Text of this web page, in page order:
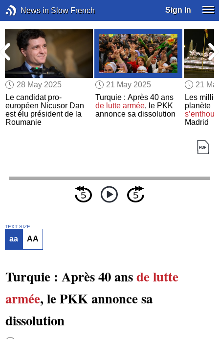
News in Slow French Sign In
28 May 2025
Le candidat pro-
européen Nicusor Dan
est élu président de la
Roumanie
21 May 2025
Turquie : Après 40 ans
de lutte armée, le PKK
annonce sa dissolution
21
Les
planète
Madrid
TEXT SIZE
aa AA
Turquie : Après 40 ansde lutte
armée, le PKK annonce sa
dissolution